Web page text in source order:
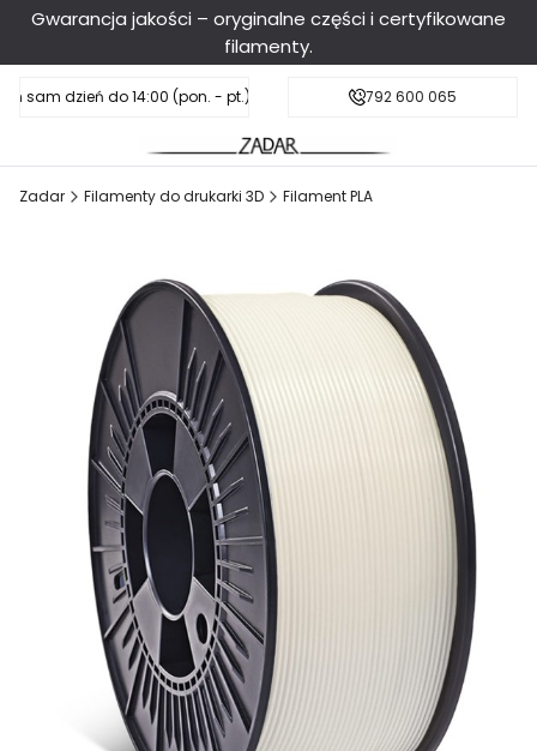
Gwarancja jakości – oryginalne części i certyfikowane
filamenty.
sam dzień do 14:00 (pon. - pt.), sobota do 11:00Darmowa dostawa od 199 zł
792 600 065
Zadar Filamenty do drukarki 3D Filament PLA